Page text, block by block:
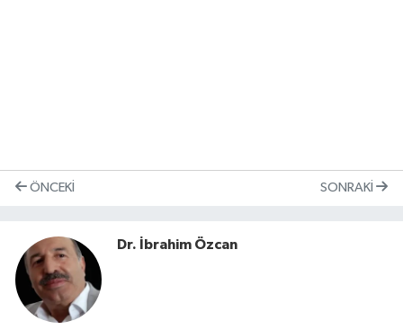
ÖNCEKI SONRAKI
Dr. İbrahim Özcan